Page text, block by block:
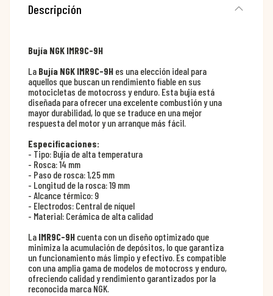
Descripción
Bujía NGK IMR9C-9H
La Bujía NGK IMR9C-9H es una elección ideal para
aquellos que buscan un rendimiento fiable en sus
motocicletas de motocross y enduro. Esta bujía está
diseñada para ofrecer una excelente combustión y una
mayor durabilidad, lo que se traduce en una mejor
respuesta del motor y un arranque más fácil.
Especificaciones:
- Tipo: Bujía de alta temperatura
- Rosca: 14 mm
- Paso de rosca: 1,25 mm
- Longitud de la rosca: 19 mm
- Alcance térmico: 9
- Electrodos: Central de níquel
- Material: Cerámica de alta calidad
La IMR9C-9H cuenta con un diseño optimizado que
minimiza la acumulación de depósitos, lo que garantiza
un funcionamiento más limpio y efectivo. Es compatible
con una amplia gama de modelos de motocross y enduro,
ofreciendo calidad y rendimiento garantizados por la
reconocida marca NGK.